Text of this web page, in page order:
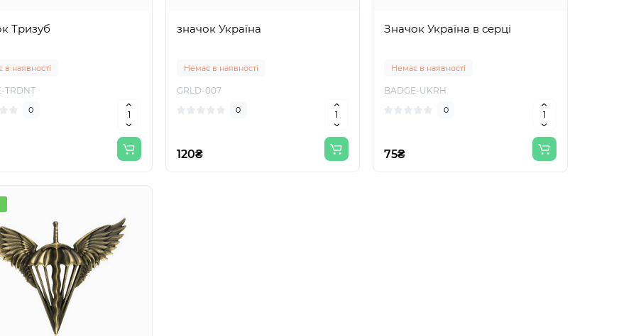
Тризуб
в наявності
TRDNT
0
значок Україна
Немає в наявності
GRLD-007
0
120₴
Значок Україна в серці
Немає в наявності
BADGE-UKRH
0
75₴